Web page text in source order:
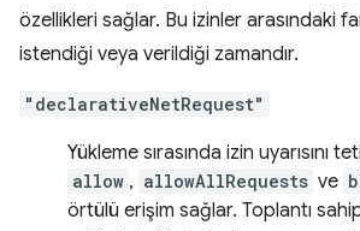
özellikleri sağlar. Bu izinler arasındaki
istendiği veya verildiği zamandır.
"declarativeNetRequest"
Yükleme sırasında izin uyarısını
allow , allowAllRequests ve
örtülü erişim sağlar. Toplantı